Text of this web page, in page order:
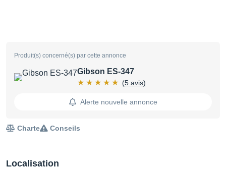
Localisation
Produit(s) concerné(s) par cette annonce
Gibson ES-347
(5 avis)
Alerte nouvelle annonce
Charte Conseils